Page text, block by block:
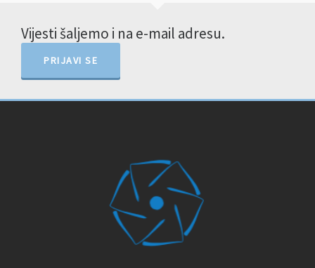
Vijesti šaljemo i na e-mail adresu.
PRIJAVI SE